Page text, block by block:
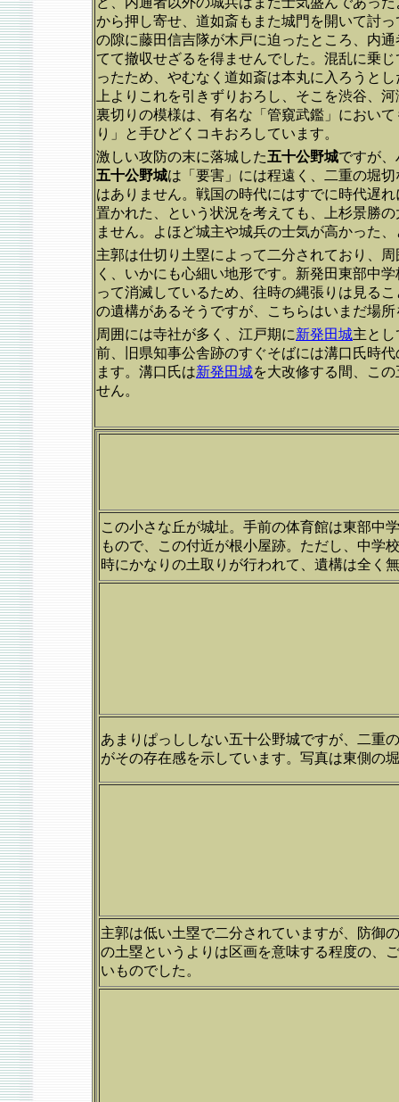
から押し寄せ、道如斎もまた城門を開いて討
の隙に藤田信吉隊が木戸に迫ったところ、内
てて撤収せざるを得ませんでした。混乱に乗
ったため、やむなく道如斎は本丸に入ろうと
上よりこれを引きずりおろし、そこを渋谷、
裏切りの模様は、有名な「管窺武鑑」におい
り」と手ひどくコキおろしています。
激しい攻防の末に落城した五十公野城ですが
五十公野城は「要害」には程遠く、二重の堀
はありません。戦国の時代にはすでに時代遅
置かれた、という状況を考えても、上杉景勝
ません。よほど城主や城兵の士気が高かった
主郭は仕切り土塁によって二分されており、
く、いかにも心細い地形です。新発田東部中
って消滅しているため、往時の縄張りは見る
の遺構があるそうですが、こちらはいまだ場
周囲には寺社が多く、江戸期に新発田城主と
前、旧県知事公舎跡のすぐそばには溝口氏時
ます。溝口氏は新発田城を大改修する間、こ
せん。
この小さな丘が城址。手前の体育館は東部中
もので、この付近が根小屋跡。ただし、中学
時にかなりの土取りが行われて、遺構は全く
あまりぱっししない五十公野城ですが、二重
がその存在感を示しています。写真は東側の
主郭は低い土塁で二分されていますが、防御
の土塁というよりは区画を意味する程度の、
いものでした。